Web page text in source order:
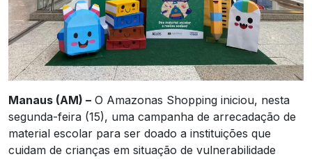
Manaus (AM) – O Amazonas Shopping iniciou, nesta
segunda-feira (15), uma campanha de arrecadação de
material escolar para ser doado a instituições que
cuidam de crianças em situação de vulnerabilidade